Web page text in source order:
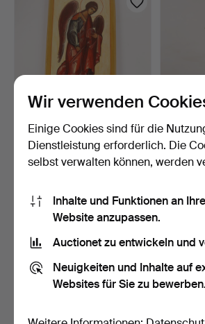
IKONE, Erzengel Michael,
auf Holz gemalt v…
5 Tage
32 USD
5 Tage
85 USD
Wir verwenden
Einige Cookies sind für die
Dienstleistung erforderlich. Die
selbst verwalten können, werden
Inhalte und Funktionen an
Website anzupassen.
Auctionet zu entwickeln und
Neuigkeiten und Inhalte auf
Websites für Sie zu bewerben.